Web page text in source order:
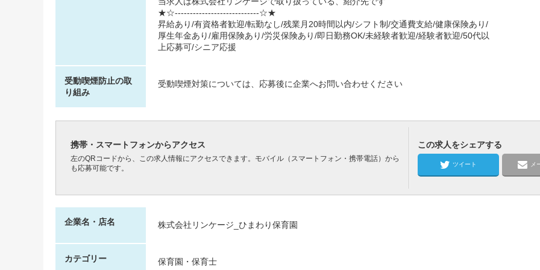
★☆----------------------------☆★
昇給あり/有資格者歓迎/転勤なし/残業月20時間以内/シフト制/交通費支給/健康保険あり/
厚生年金あり/雇用保険あり/労災保険あり/即日勤務OK/未経験者歓迎/経験者歓迎/50代以
上応募可/シニア応援
受動喫煙防止の取
り組み
受動喫煙対策については、応募後に企業へお問い合わせください
携帯・スマートフォンからアクセス
左のQRコードから、この求人情報にアクセスできます。モバイル（スマートフォン・携帯電話）から
も応募可能です。
この求人をシェアする
ツイート メ
企業名・店名 株式会社リンケージ_ひまわり保育園
カテゴリー 保育園・保育士